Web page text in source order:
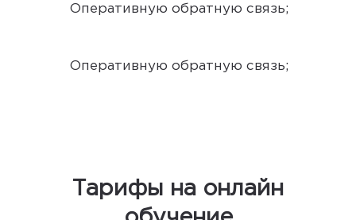
Оперативную обратную связь;
Оперативную обратную связь;
Тарифы на онлайн